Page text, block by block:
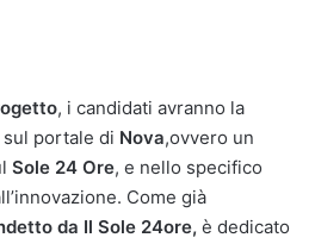
, i candidati avranno la
portale di Nova,ovvero un
Sole 24 Ore, e nello specifico
Come già
da Il Sole 24ore, è dedicato